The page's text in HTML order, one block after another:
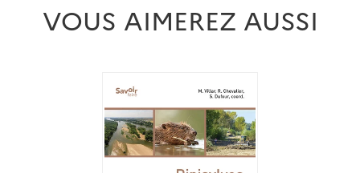
VOUS AIMEREZ AUSSI